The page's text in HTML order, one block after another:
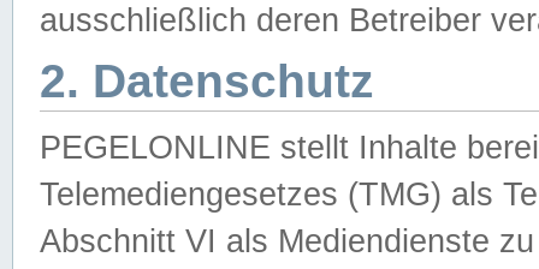
ausschließlich deren Betreiber
2. Datenschutz
PEGELONLINE stellt Inhalte
Telemediengesetzes (TMG) als
Abschnitt VI als Mediendienste